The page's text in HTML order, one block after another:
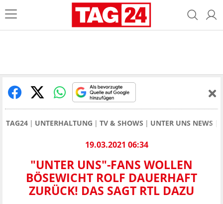
TAG24 UNTERHALTUNG TV & SHOWS UNTER UNS NEWS
19.03.2021 06:34
"UNTER UNS"-FANS WOLLEN
BÖSEWICHT ROLF DAUERHAFT
ZURÜCK! DAS SAGT RTL DAZU